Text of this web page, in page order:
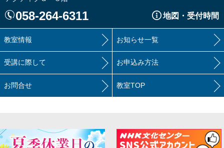
058-264-6311 地図・受付時間
教室情報 お知らせ一覧
受講に際して お申込み方法
お問合せ 教室TOP